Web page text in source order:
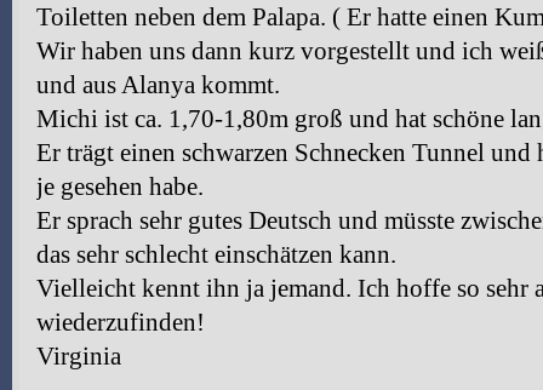
Toiletten neben dem Palapa. ( Er hatte einen
Wir haben uns dann kurz vorgestellt und ich
und aus Alanya kommt.
Michi ist ca. 1,70-1,80m groß und hat schöne
Er trägt einen schwarzen Schnecken Tunnel und
je gesehen habe.
Er sprach sehr gutes Deutsch und müsste
das sehr schlecht einschätzen kann.
Vielleicht kennt ihn ja jemand. Ich hoffe so sehr
wiederzufinden!
Virginia